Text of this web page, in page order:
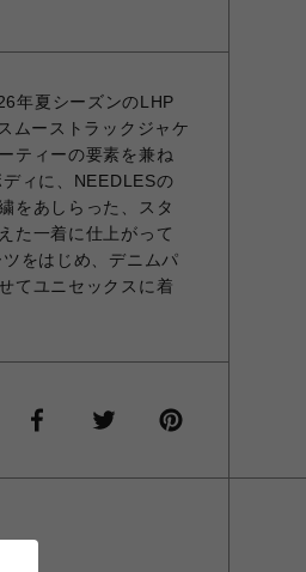
年夏シーズンのLHP
ムーストラックジャケ
ティーの要素を兼ね
ィに、NEEDLESの
をあしらった、スタ
た一着に仕上がって
をはじめ、デニムパ
てユニセックスに着